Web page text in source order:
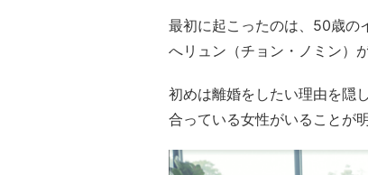
最初に起こったのは、50歳の
へリュン（チョン・ノミン）
初めは離婚をしたい理由を隠
合っている女性がいることが